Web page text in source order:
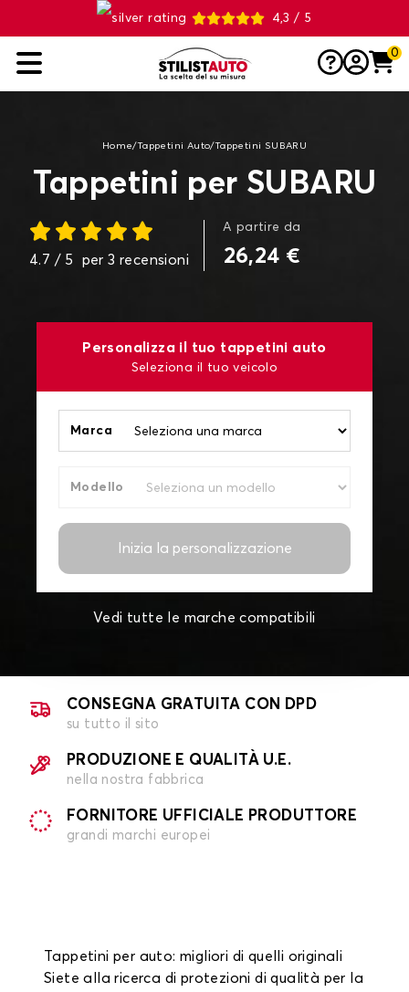
4,3 / 5
0
Home/Tappetini Auto/Tappetini SUBARU
Tappetini per SUBARU
4.7 / 5 per 3 recensioni
A partire da
26,24 €
Personalizza il tuo tappetini auto
Seleziona il tuo veicolo
Marca
Modello
Inizia la personalizzazione
Vedi tutte le marche compatibili
CONSEGNA GRATUITA CON DPD
su tutto il sito
PRODUZIONE E QUALITÀ U.E.
nella nostra fabbrica
FORNITORE UFFICIALE PRODUTTORE
grandi marchi europei
Tappetini per auto: migliori di quelli originali
Siete alla ricerca di protezioni di qualità per la